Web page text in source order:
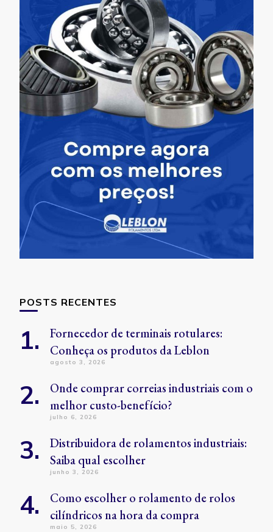
POSTS RECENTES
Fornecedor de terminais rotulares:
Conheça os produtos da Leblon
agosto 3, 2026
Onde comprar correias industriais com o
melhor custo-benefício?
julho 6, 2026
Distribuidora de rolamentos industriais:
Saiba qual escolher
junho 3, 2026
Como escolher o rolamento de rolos
cilíndricos na hora da compra
maio 5, 2026